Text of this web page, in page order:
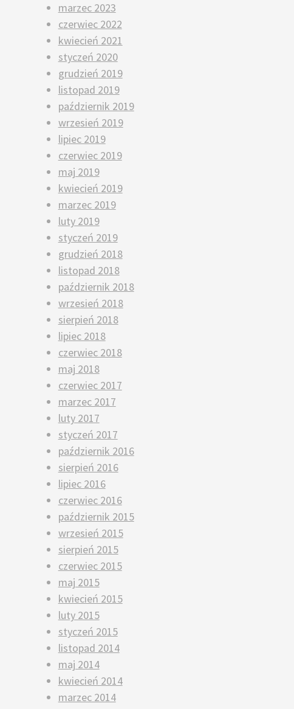
marzec 2023
czerwiec 2022
kwiecień 2021
styczeń 2020
grudzień 2019
listopad 2019
październik 2019
wrzesień 2019
lipiec 2019
czerwiec 2019
maj 2019
kwiecień 2019
marzec 2019
luty 2019
styczeń 2019
grudzień 2018
listopad 2018
październik 2018
wrzesień 2018
sierpień 2018
lipiec 2018
czerwiec 2018
maj 2018
czerwiec 2017
marzec 2017
luty 2017
styczeń 2017
październik 2016
sierpień 2016
lipiec 2016
czerwiec 2016
październik 2015
wrzesień 2015
sierpień 2015
czerwiec 2015
maj 2015
kwiecień 2015
luty 2015
styczeń 2015
listopad 2014
maj 2014
kwiecień 2014
marzec 2014